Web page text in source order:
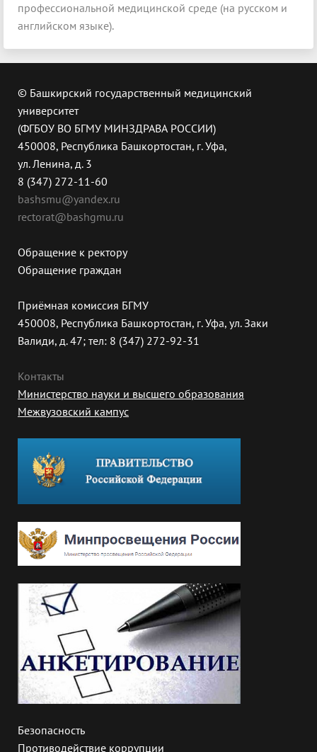
профессиональной медицинской среде (на русском и
английском языке).
© Башкирский государственный медицинский
университет
(ФГБОУ ВО БГМУ МИНЗДРАВА РОССИИ)
450008, Республика Башкортостан, г. Уфа,
ул. Ленина, д. 3
8 (347) 272-11-60
bashsmu@yandex.ru
rectorat@bashgmu.ru
Обращение к ректору
Обращение граждан
Приёмная комиссия БГМУ
450008, Республика Башкортостан, г. Уфа, ул. Заки
Валиди, д. 47; тел: 8 (347) 272-92-31
Контакты
Министерство науки и высшего образования
Межвузовский кампус
Безопасность
Противодействие коррупции